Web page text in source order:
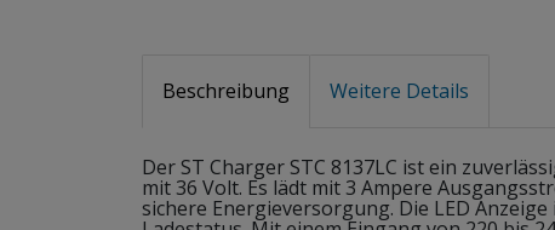
Beschreibung Weitere Details
Der ST Charger STC 8137LC ist ein
mit 36 Volt. Es lädt mit 3 Ampere
sichere Energieversorgung. Die LED